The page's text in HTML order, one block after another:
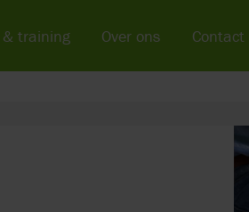
& training Over ons Contact